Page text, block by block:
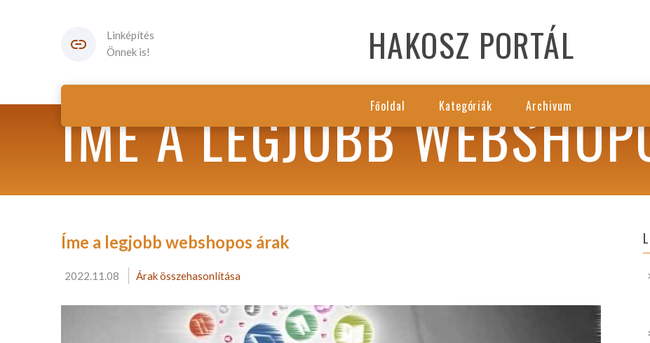
Linképítés
Önnek is!
HAKOSZ PORTÁL
Főoldal Kategóriák Archivum
ÍME A LEGJOBB
Íme a legjobb webshopos árak
2022.11.08 Árak összehasonlítása